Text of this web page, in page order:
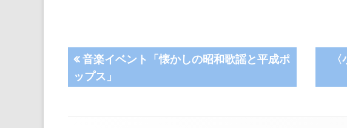
投
稿
前
の
音楽イベント「懐かしの昭和歌謡と平成ポ
ップス」
次